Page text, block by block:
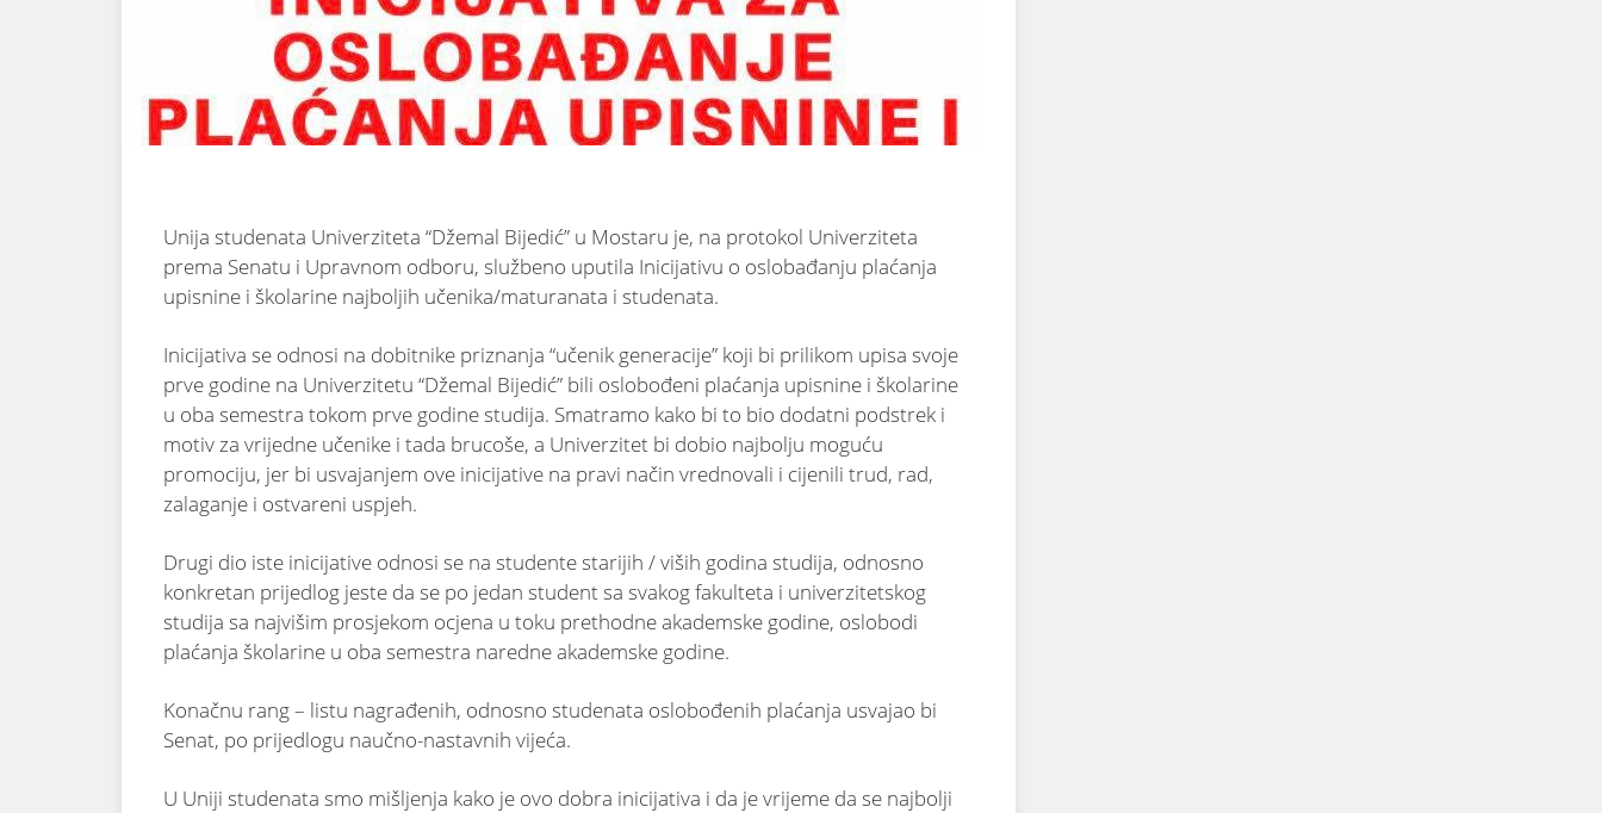
Unija studenata Univerziteta “Džemal Bijedić” u Mostaru je, na protokol Univerziteta
prema Senatu i Upravnom odboru, službeno uputila Inicijativu o oslobađanju plaćanja
upisnine i školarine najboljih učenika/maturanata i studenata.
Inicijativa se odnosi na dobitnike priznanja “učenik generacije” koji bi prilikom upisa svoje
prve godine na Univerzitetu “Džemal Bijedić” bili oslobođeni plaćanja upisnine i školarine
u oba semestra tokom prve godine studija. Smatramo kako bi to bio dodatni podstrek i
motiv za vrijedne učenike i tada brucoše, a Univerzitet bi dobio najbolju moguću
promociju, jer bi usvajanjem ove inicijative na pravi način vrednovali i cijenili trud, rad,
zalaganje i ostvareni uspjeh.
Drugi dio iste inicijative odnosi se na studente starijih / viših godina studija, odnosno
konkretan prijedlog jeste da se po jedan student sa svakog fakulteta i univerzitetskog
studija sa najvišim prosjekom ocjena u toku prethodne akademske godine, oslobodi
plaćanja školarine u oba semestra naredne akademske godine.
Konačnu rang – listu nagrađenih, odnosno studenata oslobođenih plaćanja usvajao bi
Senat, po prijedlogu naučno-nastavnih vijeća.
U Uniji studenata smo mišljenja kako je ovo dobra inicijativa i da je vrijeme da se najbolji